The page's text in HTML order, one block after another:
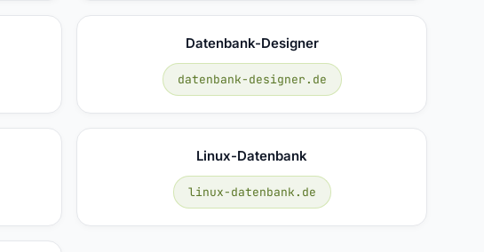
Datenbank-Designer
datenbank-designer.de
Linux-Datenbank
linux-datenbank.de